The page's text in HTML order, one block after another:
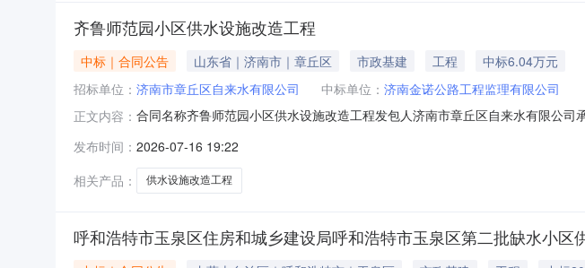
齐鲁师范园小区供水设施改造工程
中标｜合同公告 山东省｜济南市｜章丘区 市政基建 工程
中标6.04万元
招标单位： 济南市章丘区自来水有限公司 中标单位： 济南金诺公路工程监理有限公司
正文内容： 合同名称齐鲁师范园小区供水设施改造工程发包人济南市章丘区自来水有限公
发布时间： 2026-07-16 19:22
相关产品：
供水设施改造工程
呼和浩特市玉泉区住房和城乡建设局呼和浩特市玉泉区第二批缺水小区